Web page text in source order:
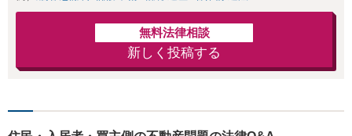
無料法律相談
新しく投稿する